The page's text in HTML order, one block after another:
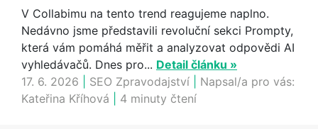
V Collabimu na tento trend reagujeme naplno.
Nedávno jsme představili revoluční sekci Prompty,
která vám pomáhá měřit a analyzovat odpovědi AI
vyhledávačů. Dnes pro... Detail článku »
17. 6. 2026
SEO Zpravodajství
Napsal/a pro vás:
Kateřina Kříhová
4 minuty čtení